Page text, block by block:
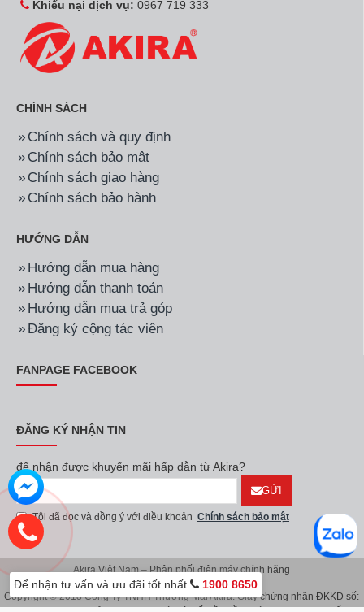
Khiếu nại dịch vụ: 0967 719 333
CHÍNH SÁCH
Chính sách và quy định
Chính sách bảo mật
Chính sách giao hàng
Chính sách bảo hành
HƯỚNG DẪN
Hướng dẫn mua hàng
Hướng dẫn thanh toán
Hướng dẫn mua trả góp
Đăng ký cộng tác viên
FANPAGE FACEBOOK
ĐĂNG KÝ NHẬN TIN
để nhận được khuyến mãi hấp dẫn từ Akira?
GỬI
Tôi đã đọc và đồng ý với điều khoản Chính sách bảo mật
Akira Việt Nam – Phân phối điện máy chính hãng
Copyright © 2018 Công Ty TNHH Thương Mại Akira. Giấy chứng nhận ĐKKD số:
Để nhận tư vấn và ưu đãi tốt nhất 1900 8650